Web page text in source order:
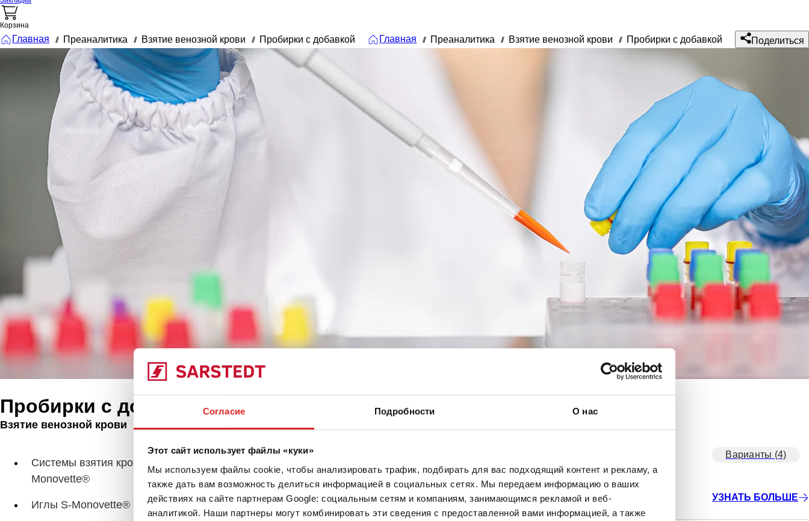
Согласие Подробности О нас
Этот сайт использует файлы «куки»
Мы используем файлы cookie, чтобы анализировать трафик, подбирать для вас подходящий контент и рекламу, а
также дать вам возможность делиться информацией в социальных сетях. Мы передаем информацию о ваших
действиях на сайте партнерам Google: социальным сетям и компаниям, занимающимся рекламой и веб-
аналитикой. Наши партнеры могут комбинировать эти сведения с предоставленной вами информацией, а также
Корзина
Главная /// Преаналитика /// Взятие венозной крови /// Пробирки с добавкой Главная /// Преаналитика /// Взятие венозной крови /// Пробирки с добавкой Поделиться
Пробирки с добавками
Взятие венозной крови
Системы взятия крови S-
Monovette®
Иглы S-Monovette®
Продукты
Пробирки с пробкой и круглым дном Варианты (4)
УЗНАТЬ БОЛЬШЕ